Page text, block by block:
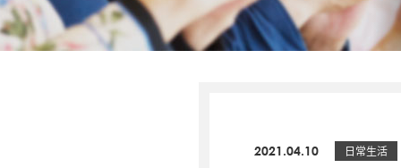
2021.04.10 日常生活